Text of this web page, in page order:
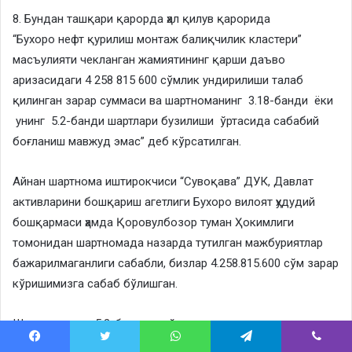
8. Бундан ташқари қарорда ҳал қилув қарорида
“Бухоро нефт қурилиш монтаж балиқчилик кластери”
масъулияти чекланган жамиятининг қарши даъво
аризасидаги 4 258 815 600 сўмлик ундирилиши талаб
қилинган зарар суммаси ва шартноманинг 3.18-банди ёки
унинг 5.2-банди шартлари бузилиши ўртасида сабабий
боғланиш мавжуд эмас” деб кўрсатилган.
Айнан шартнома иштирокчиси “Сувоқава” ДУК, Давлат
активларини бошқариш агетлиги Бухоро вилоят ҳудудий
бошқармаси ҳамда Қоровулбозор туман Ҳокимлиги
томонидан шартномада назарда тутилган мажбуриятлар
бажарилмаганлиги сабабли, бизлар 4.258.815.600 сўм зарар
кўришимизга сабаб бўлишган.
Шартноманинг 5.2-бандига кўра, агар мазкур шартнома
имзоланганидан кейин тарафлардан бири мазкур